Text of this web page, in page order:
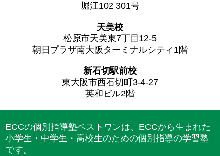
堀江102 301号
天美校
松原市天美東7丁目12-5
朝日プラザ南大阪ターミナルシティ1階
新石切駅前校
東大阪市西石切町3-4-27
英和ビル2階
ECCの個別指導塾ベストワンは、ECCから生まれた
小学生・中学生・高校生のための個別指導の学習塾
です。